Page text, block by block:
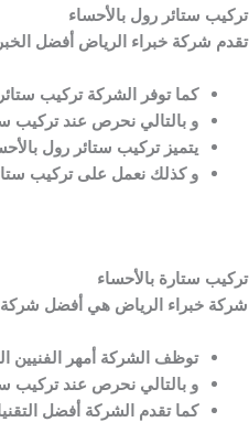
تركيب ستائر رول بالأحساء
تقدم شركة خبراء الرياض أفضل
كما توفر الشركة تركيب
و بالتالي نحرص عند تركيب
يتميز تركيب ستائر رول
و كذلك نعمل على تركيب
تركيب ستارة بالأحساء
شركة خبراء الرياض هي أفضل شركة
توظف الشركة أمهر الفنيين
و بالتالي نحرص عند تركيب
كما تقدم الشركة أفضل